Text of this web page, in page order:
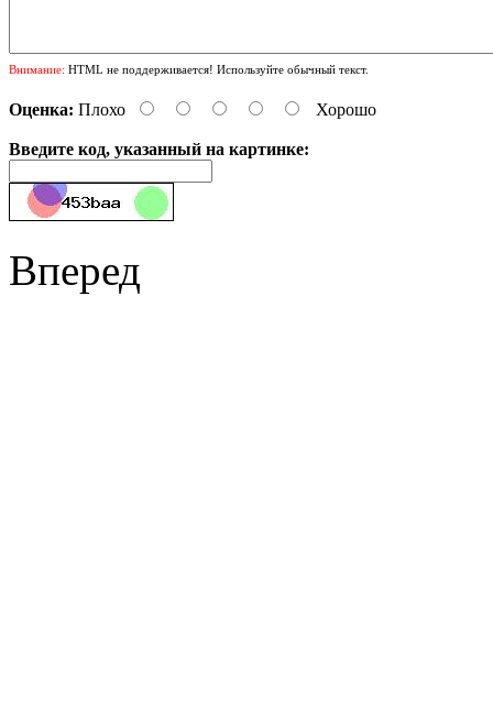
Внимание: HTML не поддерживается! Используйте обычный текст.
Оценка: Плохо Хорошо
Введите код, указанный на картинке:
Вперед